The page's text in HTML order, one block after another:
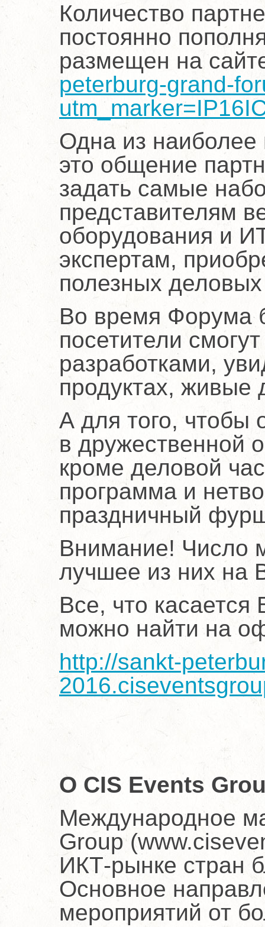
Количество
постоянно
размещен на
peterburg-grand-
Одна из
это общение
задать самые
представителям
оборудования и
экспертам,
полезных деловых
Во время Форума
посетители
разработками,
продуктах, живые
А для того,
в дружественной
кроме деловой
программа и
праздничный
Внимание! Число
лучшее из них на
Все, что касается
можно найти на
http://sankt-
О CIS Events
Международное
Group
ИКТ-рынке стран
Основное
мероприятий от